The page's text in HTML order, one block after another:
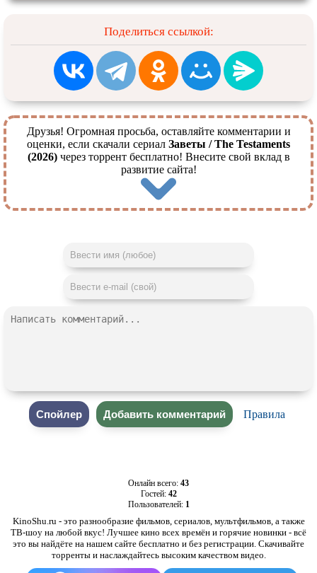
Поделиться ссылкой:
Друзья! Огромная просьба, оставляйте комментарии и
оценки, если скачали сериал Заветы / The Testaments
(2026)через торрент бесплатно! Внесите свой вклад в
развитие сайта!
Правила
Онлайн всего: 43
Гостей: 42
Пользователей: 1
KinoShu.ru - это разнообразие фильмов, сериалов, мультфильмов, а также
ТВ-шоу на любой вкус! Лучшее кино всех времён и горячие новинки - всё
это вы найдёте на нашем сайте бесплатно и без регистрации. Скачивайте
торренты и наслаждайтесь высоким качеством видео.